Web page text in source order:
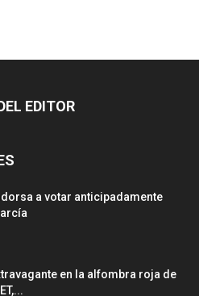
EDITOR
a votar anticipadamente
en la alfombra roja de